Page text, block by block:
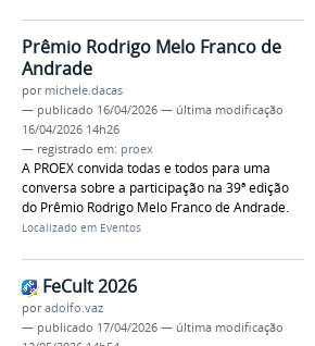
Prêmio Rodrigo Melo Franco de
Andrade
por michele.dacas
— publicado 16/04/2026 — última modificação
16/04/2026 14h26
— registrado em: proex
A PROEX convida todas e todos para uma
conversa sobre a participação na 39ª edição
do Prêmio Rodrigo Melo Franco de Andrade.
Localizado em Eventos
FeCult 2026
poradolfo.vaz
— publicado 17/04/2026 — última modificação